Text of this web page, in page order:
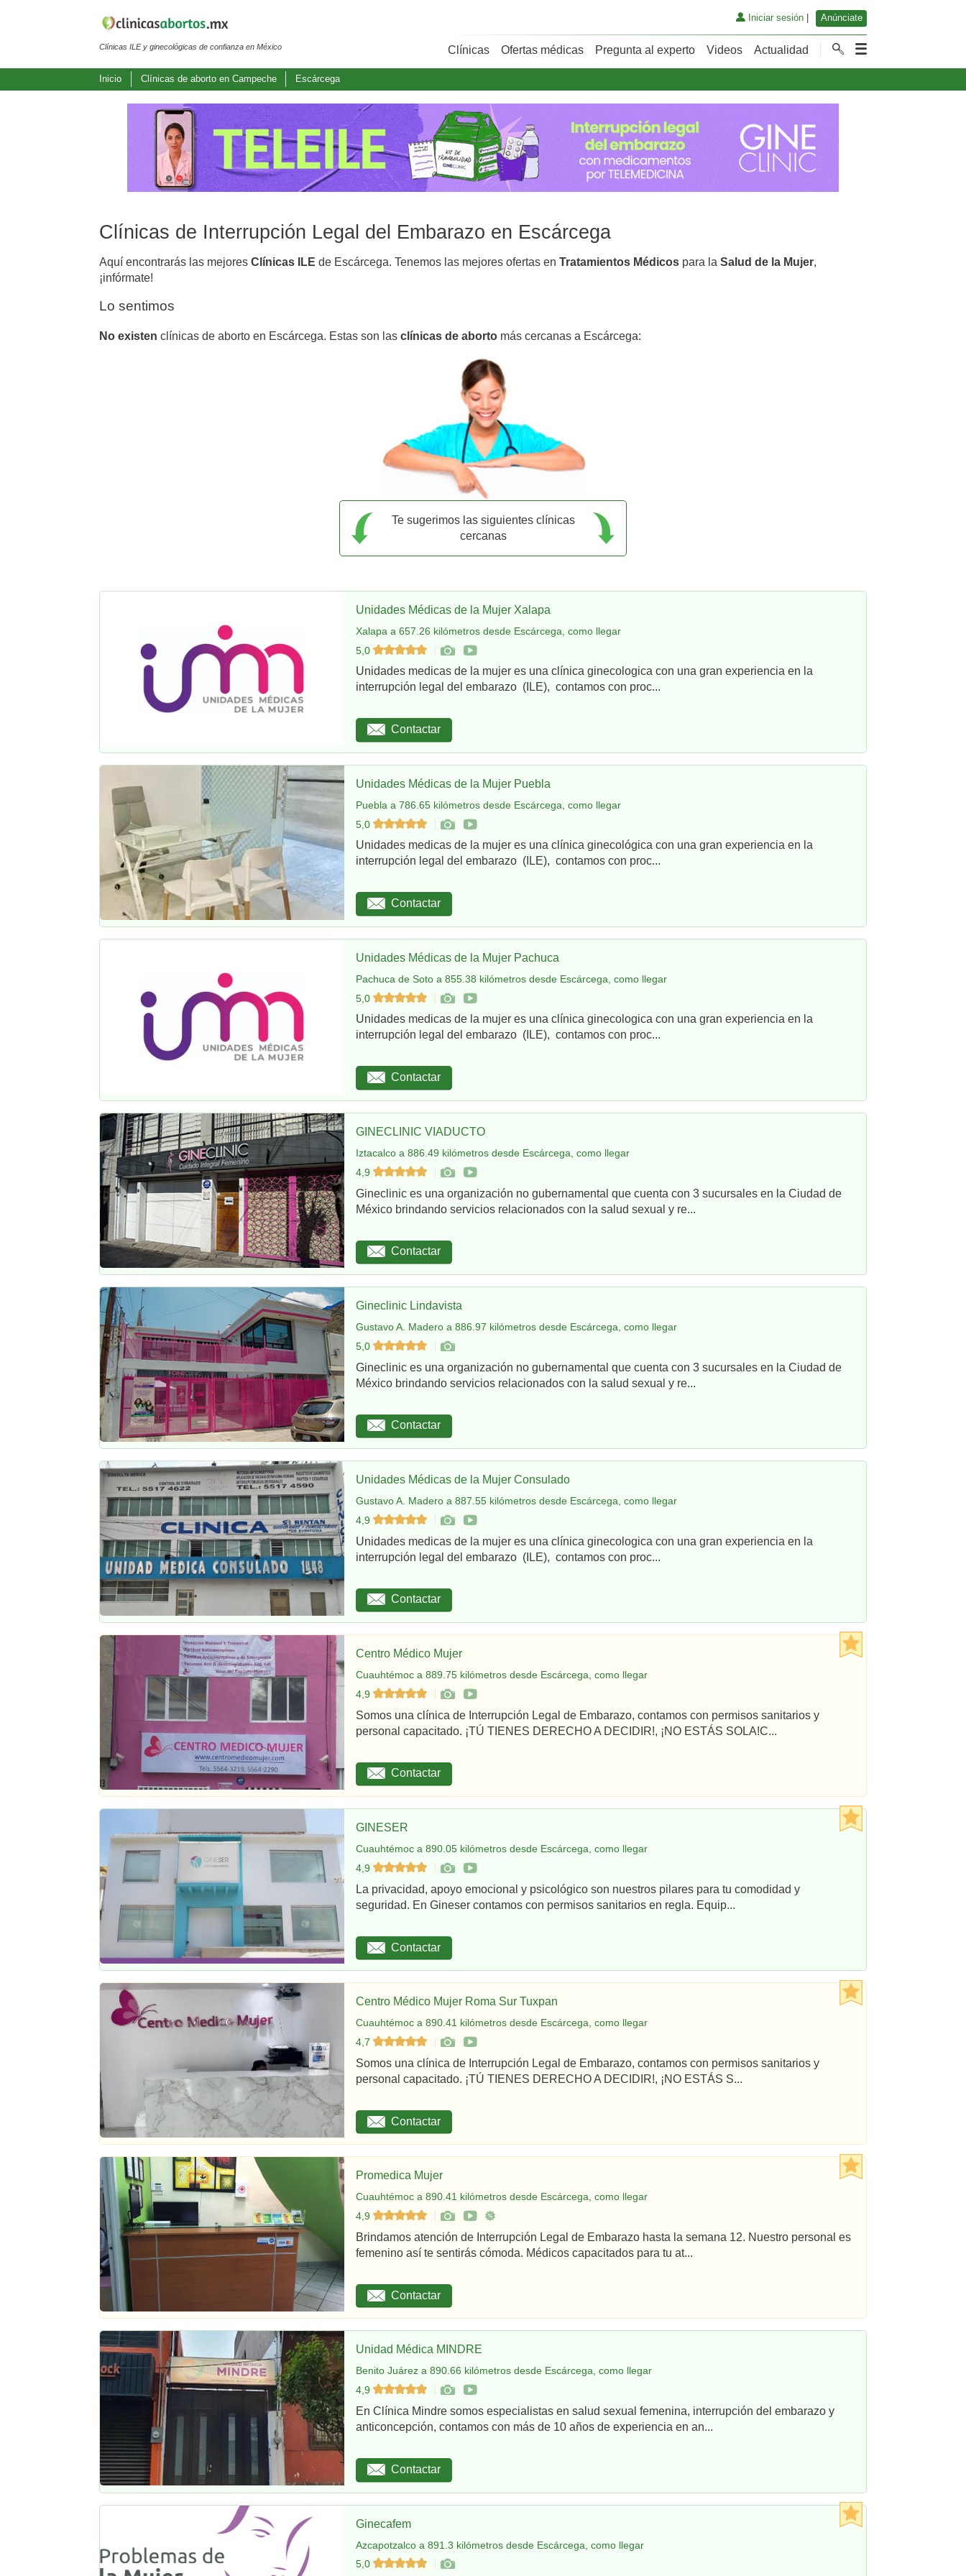
Clínicas ILE y ginecológicas de confianza en México
Iniciar sesión| Anúnciate
Clínicas Ofertas médicas Pregunta al experto Videos Actualidad
Inicio Clínicas de aborto en Campeche Escárcega
Clínicas de Interrupción Legal del Embarazo en Escárcega
Aquí encontrarás las mejores Clínicas ILE de Escárcega. Tenemos las mejores ofertas en Tratamientos Médicos para la Salud de la Mujer,
¡infórmate!
Lo sentimos
No existen clínicas de aborto en Escárcega. Estas son las clínicas de aborto más cercanas a Escárcega:
Te sugerimos las siguientes clínicas
cercanas
Unidades Médicas de la Mujer Xalapa
Xalapa a 657.26 kilómetros desde Escárcega, como llegar
5,0
Unidades medicas de la mujer es una clínica ginecologica con una gran experiencia en la
interrupción legal del embarazo (ILE), contamos con proc...
Contactar
Unidades Médicas de la Mujer Puebla
Puebla a 786.65 kilómetros desde Escárcega, como llegar
5,0
Unidades medicas de la mujer es una clínica ginecológica con una gran experiencia en la
interrupción legal del embarazo (ILE), contamos con proc...
Contactar
Unidades Médicas de la Mujer Pachuca
Pachuca de Soto a 855.38 kilómetros desde Escárcega, como llegar
5,0
Unidades medicas de la mujer es una clínica ginecologica con una gran experiencia en la
interrupción legal del embarazo (ILE), contamos con proc...
Contactar
GINECLINIC VIADUCTO
Iztacalco a 886.49 kilómetros desde Escárcega, como llegar
4,9
Gineclinic es una organización no gubernamental que cuenta con 3 sucursales en la Ciudad de
México brindando servicios relacionados con la salud sexual y re...
Contactar
Gineclinic Lindavista
Gustavo A. Madero a 886.97 kilómetros desde Escárcega, como llegar
5,0
Gineclinic es una organización no gubernamental que cuenta con 3 sucursales en la Ciudad de
México brindando servicios relacionados con la salud sexual y re...
Contactar
Unidades Médicas de la Mujer Consulado
Gustavo A. Madero a 887.55 kilómetros desde Escárcega, como llegar
4,9
Unidades medicas de la mujer es una clínica ginecologica con una gran experiencia en la
interrupción legal del embarazo (ILE), contamos con proc...
Contactar
Centro Médico Mujer
Cuauhtémoc a 889.75 kilómetros desde Escárcega, como llegar
4,9
Somos una clínica de Interrupción Legal de Embarazo, contamos con permisos sanitarios y
personal capacitado. ¡TÚ TIENES DERECHO A DECIDIR!, ¡NO ESTÁS SOLA!C...
Contactar
GINESER
Cuauhtémoc a 890.05 kilómetros desde Escárcega, como llegar
4,9
La privacidad, apoyo emocional y psicológico son nuestros pilares para tu comodidad y
seguridad. En Gineser contamos con permisos sanitarios en regla. Equip...
Contactar
Centro Médico Mujer Roma Sur Tuxpan
Cuauhtémoc a 890.41 kilómetros desde Escárcega, como llegar
4,7
Somos una clínica de Interrupción Legal de Embarazo, contamos con permisos sanitarios y
personal capacitado. ¡TÚ TIENES DERECHO A DECIDIR!, ¡NO ESTÁS S...
Contactar
Promedica Mujer
Cuauhtémoc a 890.41 kilómetros desde Escárcega, como llegar
4,9
Brindamos atención de Interrupción Legal de Embarazo hasta la semana 12. Nuestro personal es
femenino así te sentirás cómoda. Médicos capacitados para tu at...
Contactar
Unidad Médica MINDRE
Benito Juárez a 890.66 kilómetros desde Escárcega, como llegar
4,9
En Clínica Mindre somos especialistas en salud sexual femenina, interrupción del embarazo y
anticoncepción, contamos con más de 10 años de experiencia en an...
Contactar
Ginecafem
Azcapotzalco a 891.3 kilómetros desde Escárcega, como llegar
5,0